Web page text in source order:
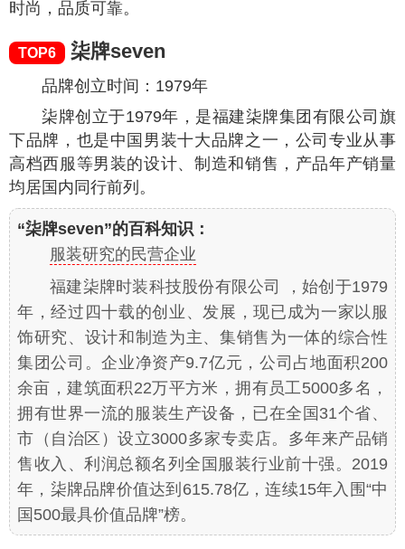
时尚，品质可靠。
TOP6 柒牌seven
品牌创立时间：1979年
柒牌创立于1979年，是福建柒牌集团有限公司旗
下品牌，也是中国男装十大品牌之一，公司专业从事
高档西服等男装的设计、制造和销售，产品年产销量
均居国内同行前列。
“柒牌seven”的百科知识：
服装研究的民营企业
福建柒牌时装科技股份有限公司 ，始创于1979
年，经过四十载的创业、发展，现已成为一家以服
饰研究、设计和制造为主、集销售为一体的综合性
集团公司。企业净资产9.7亿元，公司占地面积200
余亩，建筑面积22万平方米，拥有员工5000多名，
拥有世界一流的服装生产设备，已在全国31个省、
市（自治区）设立3000多家专卖店。多年来产品销
售收入、利润总额名列全国服装行业前十强。2019
年，柒牌品牌价值达到615.78亿，连续15年入围“中
国500最具价值品牌”榜。